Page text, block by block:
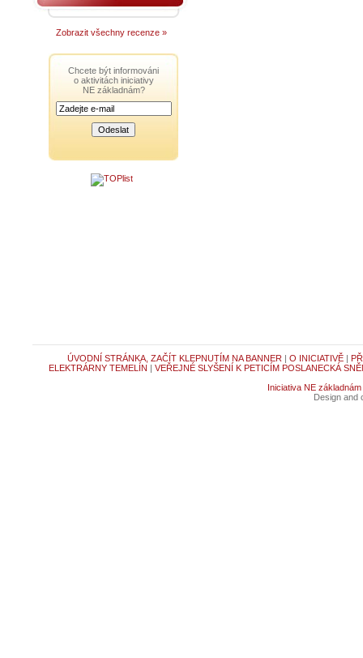
Zobrazit všechny recenze »
Chcete být informováni
o aktivitách iniciativy
NE základnám?
ÚVODNÍ STRÁNKA, ZAČÍT KLEPNUTÍM NA BANNER | O INICIATIVĚ|
ELEKTRÁRNY TEMELÍN | VEŘEJNÉ SLYŠENÍ K PETICÍM POSLANECKÁ
Iniciativa NE základnám
Design and